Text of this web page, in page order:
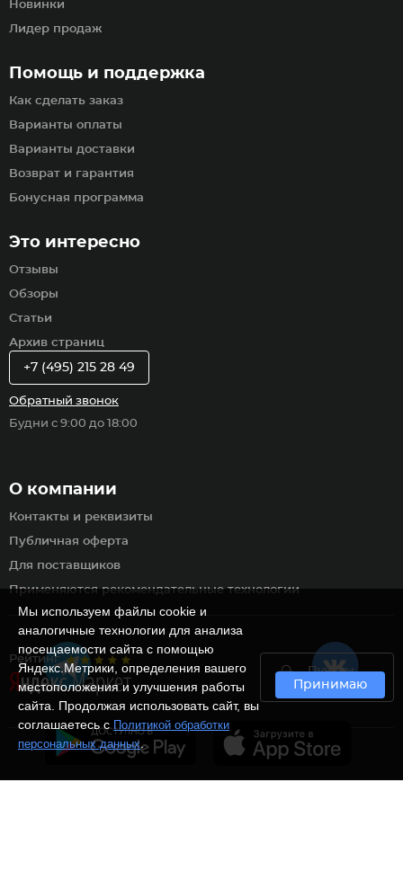
Рейтинг
Пункты
самовывоза
Помощь и поддержка
Как сделать заказ
Варианты оплаты
Варианты доставки
Возврат и гарантия
Бонусная программа
Новинки
Лидер продаж
Это интересно
Отзывы
Обзоры
Статьи
Архив страниц
О компании
Контакты и реквизиты
Публичная оферта
Для поставщиков
Применяются рекомендательные технологии
+7 (495) 215 28 49
Обратный звонок
Будни с 9:00 до 18:00
Мы используем файлы cookie и
аналогичные технологии для анализа
посещаемости сайта с помощью
Яндекс.Метрики, определения вашего
местоположения и улучшения работы
сайта. Продолжая использовать сайт, вы
соглашаетесь с Политикой обработки
персональных данных.
Принимаю